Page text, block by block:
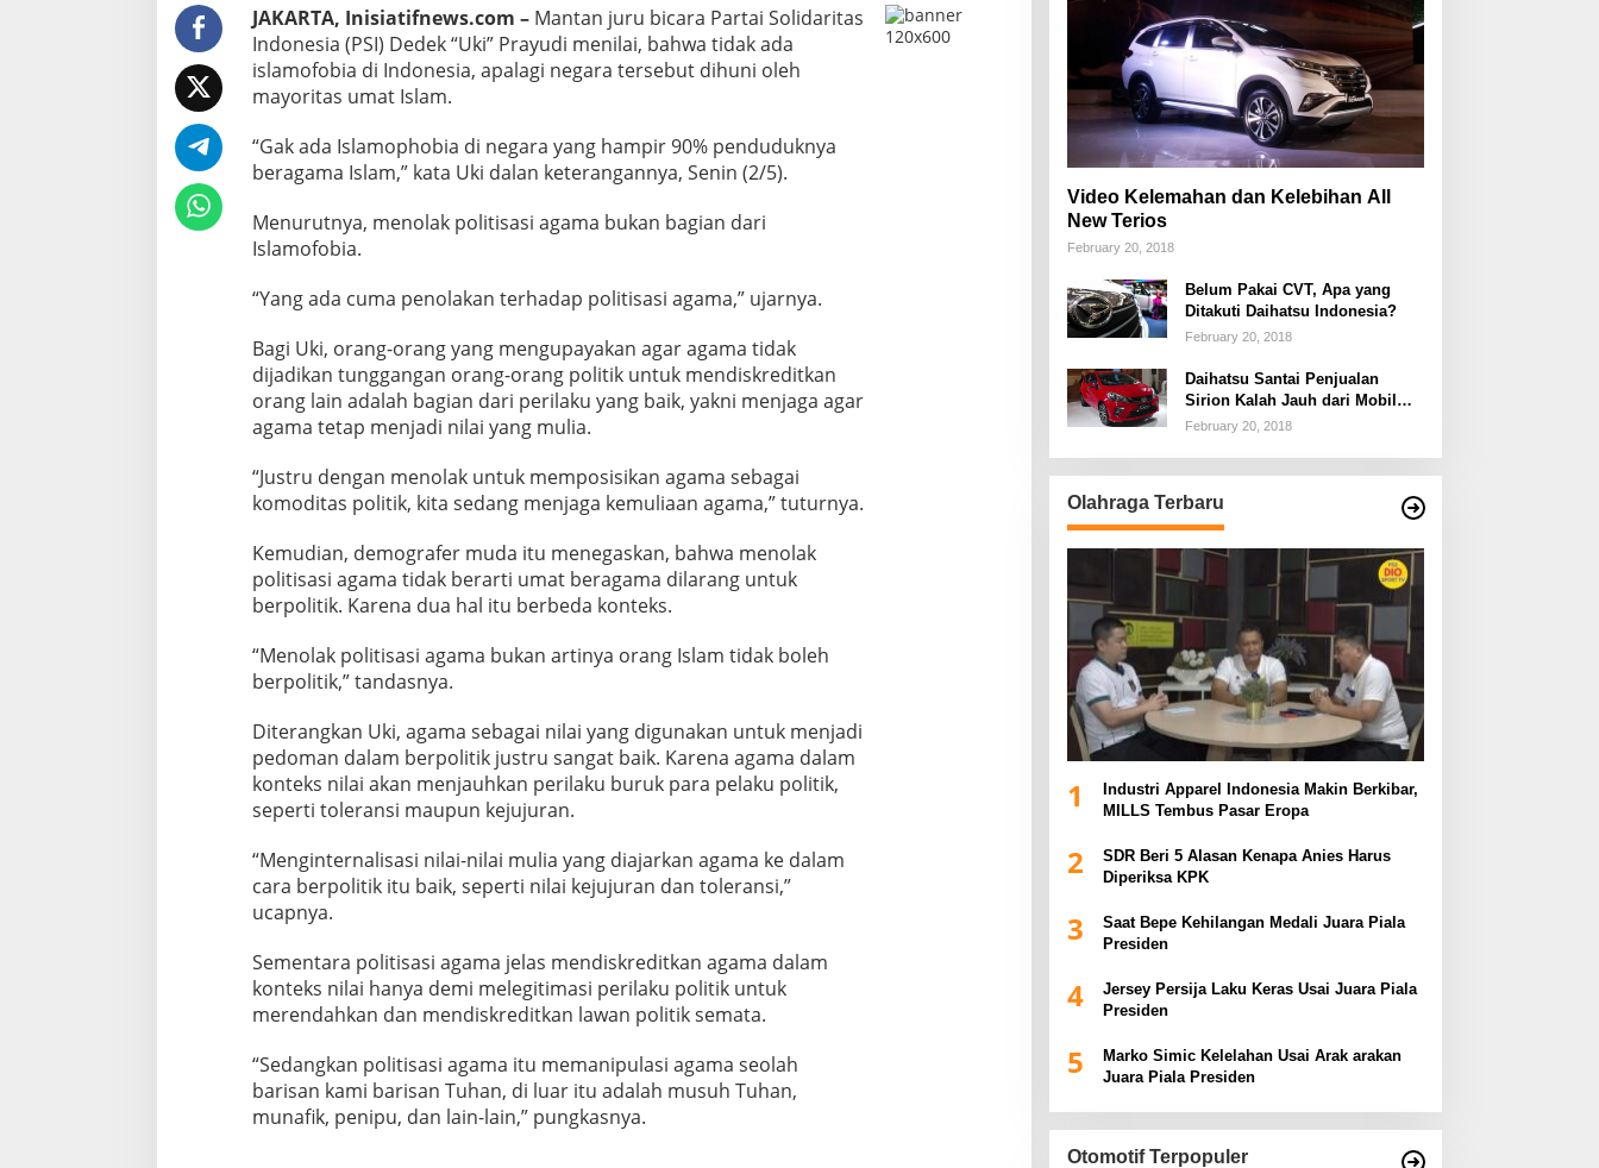
h
P
o
l
t
s
s
i
g
a
a
B
u
k
a
I
s
a
m
o
f
b
i
a
JAKARTA, Inisiatifnews.com –Mantan juru bicara Partai Solidaritas
Indonesia (PSI) Dedek “Uki” Prayudi menilai, bahwa tidak ada
islamofobia di Indonesia, apalagi negara tersebut dihuni oleh
mayoritas umat Islam.
“Gak ada Islamophobia di negara yang hampir 90% penduduknya
beragama Islam,” kata Uki dalan keterangannya, Senin (2/5).
Menurutnya, menolak politisasi agama bukan bagian dari
Islamofobia.
“Yang ada cuma penolakan terhadap politisasi agama,” ujarnya.
Bagi Uki, orang-orang yang mengupayakan agar agama tidak
dijadikan tunggangan orang-orang politik untuk mendiskreditkan
orang lain adalah bagian dari perilaku yang baik, yakni menjaga agar
agama tetap menjadi nilai yang mulia.
“Justru dengan menolak untuk memposisikan agama sebagai
komoditas politik, kita sedang menjaga kemuliaan agama,” tuturnya.
Kemudian, demografer muda itu menegaskan, bahwa menolak
politisasi agama tidak berarti umat beragama dilarang untuk
berpolitik. Karena dua hal itu berbeda konteks.
“Menolak politisasi agama bukan artinya orang Islam tidak boleh
berpolitik,” tandasnya.
Diterangkan Uki, agama sebagai nilai yang digunakan untuk menjadi
pedoman dalam berpolitik justru sangat baik. Karena agama dalam
konteks nilai akan menjauhkan perilaku buruk para pelaku politik,
seperti toleransi maupun kejujuran.
“Menginternalisasi nilai-nilai mulia yang diajarkan agama ke dalam
cara berpolitik itu baik, seperti nilai kejujuran dan toleransi,”
ucapnya.
Sementara politisasi agama jelas mendiskreditkan agama dalam
konteks nilai hanya demi melegitimasi perilaku politik untuk
merendahkan dan mendiskreditkan lawan politik semata.
“Sedangkan politisasi agama itu memanipulasi agama seolah
barisan kami barisan Tuhan, di luar itu adalah musuh Tuhan,
munafik, penipu, dan lain-lain,” pungkasnya.
Video Kelemahan dan Kelebihan All
New Terios
February 20, 2018
Belum Pakai CVT, Apa yang
Ditakuti Daihatsu Indonesia?
February 20, 2018
Daihatsu Santai Penjualan
Sirion Kalah Jauh dari Mobil
LCGC
February 20, 2018
Olahraga Terbaru
1
Industri Apparel Indonesia Makin Berkibar,
MILLS Tembus Pasar Eropa
2
SDR Beri 5 Alasan Kenapa Anies Harus
Diperiksa KPK
3
Saat Bepe Kehilangan Medali Juara Piala
Presiden
4
Jersey Persija Laku Keras Usai Juara Piala
Presiden
5
Marko Simic Kelelahan Usai Arak arakan
Juara Piala Presiden
Otomotif Terpopuler